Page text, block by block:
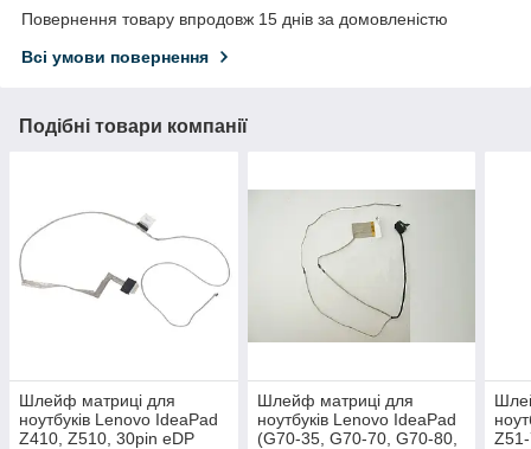
Повернення товару впродовж 15 днів за домовленістю
Всі умови повернення
Подібні товари компанії
Шлейф матриці для
ноутбуків Lenovo IdeaPad
Z410, Z510, 30pin eDP
Шлейф матриці для
ноутбуків Lenovo IdeaPad
(G70-35, G70-70, G70-80,